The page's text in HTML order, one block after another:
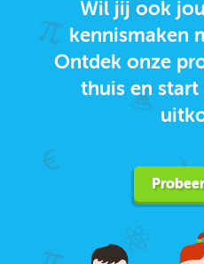
Wil jij ook
kennismaken
Ontdek onze
thuis en